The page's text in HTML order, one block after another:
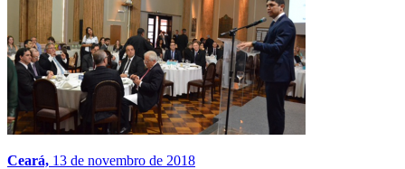
Ceará, 13 de novembro de 2018